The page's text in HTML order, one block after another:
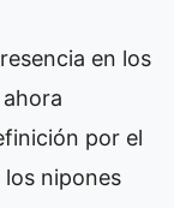
en los
por el
nipones